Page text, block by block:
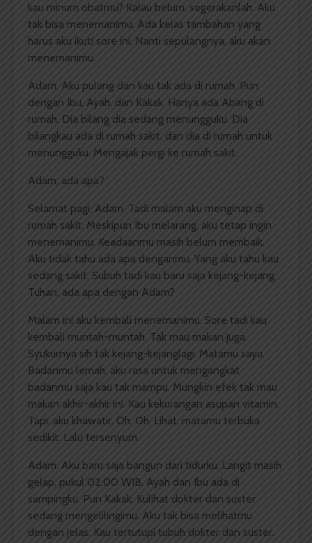
kau minum obatmu? Kalau belum, segerakanlah. Aku
tak bisa menemanimu. Ada kelas tambahan yang
harus aku ikuti sore ini. Nanti sepulangnya, aku akan
menemanimu.
Adam. Aku pulang dan kau tak ada di rumah. Pun
dengan Ibu, Ayah, dan Kakak. Hanya ada Abang di
rumah. Dia bilang dia sedang menungguku. Dia
bilangkau ada di rumah sakit, dan dia di rumah untuk
menungguku. Mengajak pergi ke rumah sakit.
Adam, ada apa?
Selamat pagi, Adam. Tadi malam aku menginap di
rumah sakit. Meskipun Ibu melarang, aku tetap ingin
menemanimu. Keadaanmu masih belum membaik.
Aku tidak tahu ada apa denganmu. Yang aku tahu kau
sedang sakit. Subuh tadi kau baru saja kejang-kejang.
Tuhan, ada apa dengan Adam?
Malam ini aku kembali menemanimu. Sore tadi kau
kembali muntah-muntah. Tak mau makan juga.
Syukurnya sih tak kejang-kejanglagi. Matamu sayu.
Badanmu lemah, aku rasa untuk mengangkat
badanmu saja kau tak mampu. Mungkin efek tak mau
makan akhir-akhir ini. Kau kekurangan asupan vitamin.
Tapi, aku khawatir. Oh. Oh. Lihat, matamu terbuka
sedikit. Lalu tersenyum.
Adam. Aku baru saja bangun dari tidurku. Langit masih
gelap, pukul 02:00 WIB. Ayah dan Ibu ada di
sampingku. Pun Kakak. Kulihat dokter dan suster
sedang mengelilingimu. Aku tak bisa melihatmu
dengan jelas. Kau tertutupi tubuh dokter dan suster.